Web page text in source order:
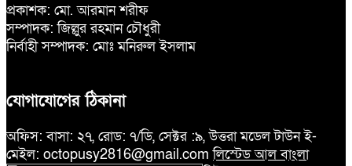
প্রকাশক: মো. আরমান শরীফ
সম্পাদক: জিল্লুর রহমান চৌধুরী
নির্বাহী সম্পাদক: মোঃ মনিরুল ইসলাম
যোগাযোগের ঠিকানা
অফিস: বাসা: ২৭, রোড: ৭/ডি, সেক্টর :৯, উত্তরা মডেল টাউন ই-
মেইল: octopusy2816@gmail.comলিস্টেড আল বাংলা